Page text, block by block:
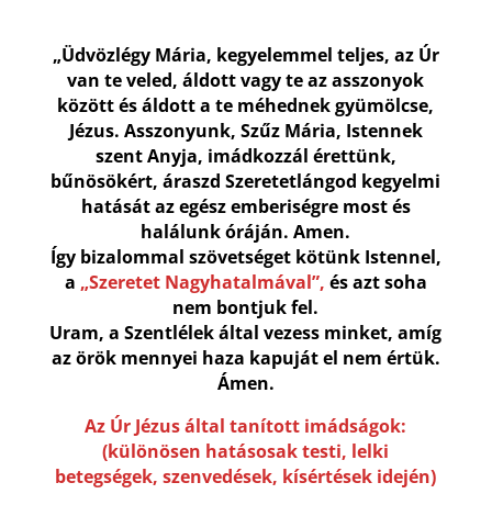
„Üdvözlégy Mária, kegyelemmel teljes, az Úr
van te veled, áldott vagy te az asszonyok
között és áldott a te méhednek gyümölcse,
Jézus. Asszonyunk, Szűz Mária, Istennek
szent Anyja, imádkozzál érettünk,
bűnösökért, áraszd Szeretetlángod kegyelmi
hatását az egész emberiségre most és
halálunk óráján. Amen.
Így bizalommal szövetséget kötünk Istennel,
a „Szeretet Nagyhatalmával”, és azt soha
nem bontjuk fel.
Uram, a Szentlélek által vezess minket, amíg
az örök mennyei haza kapuját el nem értük.
Ámen.
Az Úr Jézus által tanított imádságok:
(különösen hatásosak testi, lelki
betegségek, szenvedések, kísértések idején)